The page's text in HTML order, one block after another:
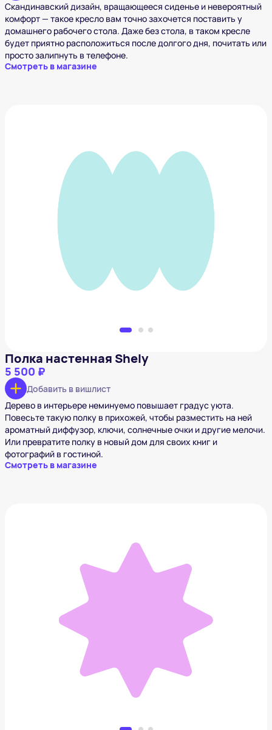
Скандинавский дизайн, вращающееся сиденье и невероятный
комфорт — такое кресло вам точно захочется поставить у
домашнего рабочего стола. Даже без стола, в таком кресле
будет приятно расположиться после долгого дня, почитать или
просто залипнуть в телефоне.
Смотреть в магазине
Полка настенная Shely
5 500 ₽
Добавить в вишлист
Дерево в интерьере неминуемо повышает градус уюта.
Повесьте такую полку в прихожей, чтобы разместить на ней
ароматный диффузор, ключи, солнечные очки и другие мелочи.
Или превратите полку в новый дом для своих книг и
фотографий в гостиной.
Смотреть в магазине